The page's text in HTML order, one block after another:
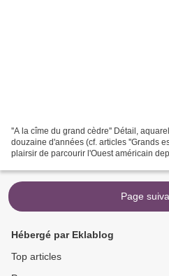
''A la cîme du grand cèdre'' Détail,
douzaine d'années (cf. articles ''Grands
plairsir de parcourir l'Ouest américain
Page
Hébergé par Eklablog
Top articles